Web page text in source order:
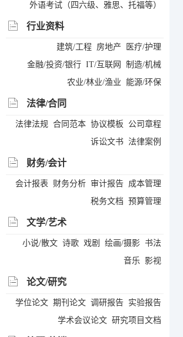
外语考试（四六级、雅思、托福等）
行业资料
建筑/工程 房地产
医疗/护理
金融/投资/银行 IT/互联网
制造/机械
农业/林业/渔业
能源/环保
法律/合同
法律法规 合同范本 协议模板
公司章程
诉讼文书 法律案例
财务/会计
会计报表 财务分析 审计报告 成本管理
税务文档 预算管理
文学/艺术
小说/散文 诗歌 戏剧 绘画/摄影 书法
音乐
影视
论文/研究
学位论文 期刊论文 调研报告 实验报告
学术会议论文 研究项目文档